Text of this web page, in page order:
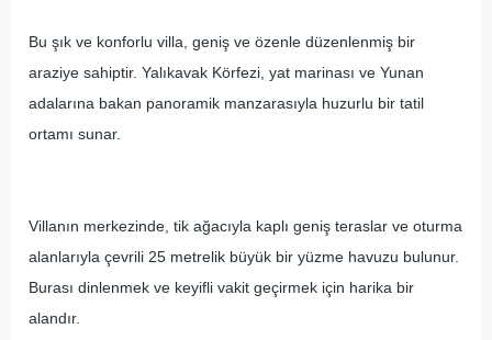
Bu şık ve konforlu villa, geniş ve özenle düzenlenmiş bir
araziye sahiptir. Yalıkavak Körfezi, yat marinası ve Yunan
adalarına bakan panoramik manzarasıyla huzurlu bir tatil
ortamı sunar.
Villanın merkezinde, tik ağacıyla kaplı geniş teraslar ve oturma
alanlarıyla çevrili 25 metrelik büyük bir yüzme havuzu bulunur.
Burası dinlenmek ve keyifli vakit geçirmek için harika bir
alandır.